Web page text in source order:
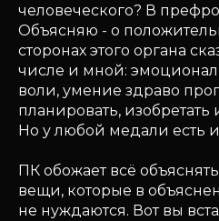
человеческого? В
Объясняю - о
сторонах этого органа
числе и мной:
воли, умение здраво
планировать, изобретать
Но у любой медали есть и
ПК обожает всё
вещи, которые в
не нуждаются. Вот вы